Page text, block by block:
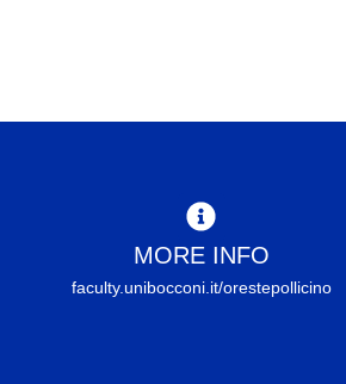
MORE INFO
faculty.unibocconi.it/orestepollicino